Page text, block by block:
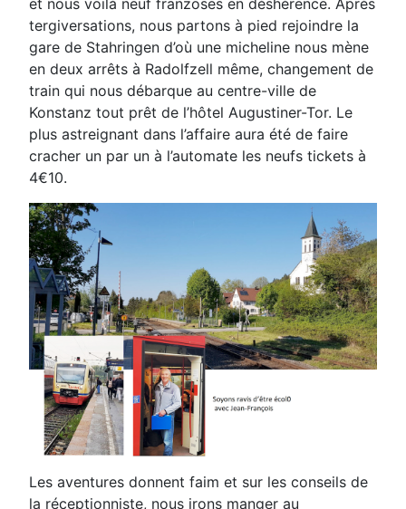
tergiversations, nous partons à pied rejoindre la
gare de Stahringen d’où une micheline nous mène
en deux arrêts à Radolfzell même, changement de
train qui nous débarque au centre-ville de
Konstanz tout prêt de l’hôtel Augustiner-Tor. Le
plus astreignant dans l’affaire aura été de faire
cracher un par un à l’automate les neufs tickets à
4€10.
Les aventures donnent faim et sur les conseils de
la réceptionniste, nous irons manger au